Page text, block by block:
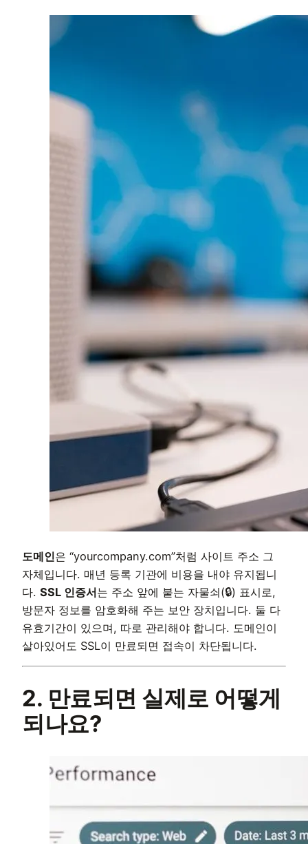
도메인은 “yourcompany.com”처럼 사이트 주소 그
자체입니다. 매년 등록 기관에 비용을 내야 유지됩니
다. SSL 인증서는 주소 앞에 붙는 자물쇠(🔒) 표시로,
방문자 정보를 암호화해 주는 보안 장치입니다. 둘 다
유효기간이 있으며, 따로 관리해야 합니다. 도메인이
살아있어도 SSL이 만료되면 접속이 차단됩니다.
2. 만료되면 실제로 어떻게
되나요?